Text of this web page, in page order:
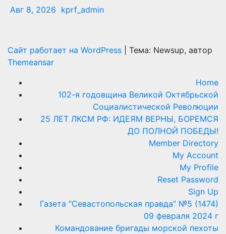
Авг 8, 2026 kprf_admin
Сайт работает на WordPress
Тема: Newsup, автор
Themeansar
Home
102-я годовщина Великой Октябрьской
Социалистической Революции
25 ЛЕТ ЛКСМ РФ: ИДЕЯМ ВЕРНЫ, БОРЕМСЯ
ДО ПОЛНОЙ ПОБЕДЫ!
Member Directory
My Account
My Profile
Reset Password
Sign Up
Газета “Севастопольская правда” №5 (1474)
09 февраля 2024 г
Командование бригады морской пехоты